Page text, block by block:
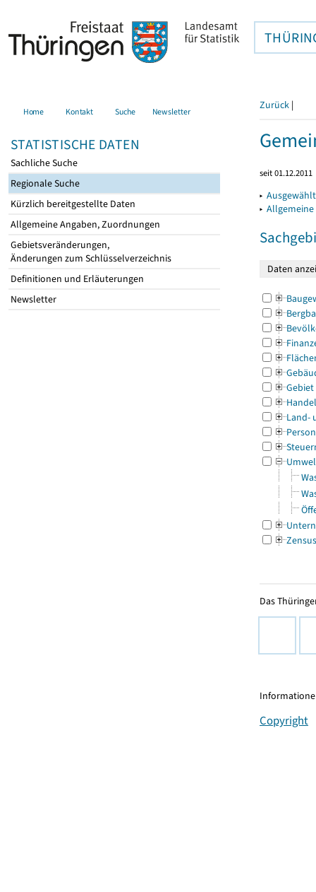
Home Kontakt Suche Newsletter
STATISTISCHE DATEN
Sachliche Suche
Regionale Suche
Kürzlich bereitgestellte Daten
Allgemeine Angaben, Zuordnungen
Gebietsveränderungen,
Änderungen zum Schlüsselverzeichnis
Definitionen und Erläuterungen
Newsletter
Zurück |
seit 01.12.2011
▸
▸
Gebiet
Land-
Zensus
Das
Copyright